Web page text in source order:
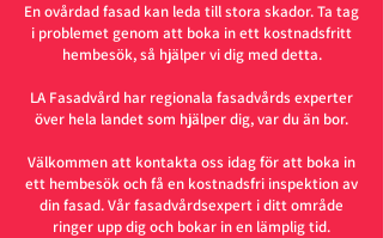
En ovårdad fasad kan leda till stora skador. Ta tag
i problemet genom att boka in ett kostnadsfritt
hembesök, så hjälper vi dig med detta.
LA Fasadvård har regionala fasadvårds experter
över hela landet som hjälper dig, var du än bor.
Välkommen att kontakta oss idag för att boka in
ett hembesök och få en kostnadsfri inspektion av
din fasad. Vår fasadvårdsexpert i ditt område
ringer upp dig och bokar in en lämplig tid.